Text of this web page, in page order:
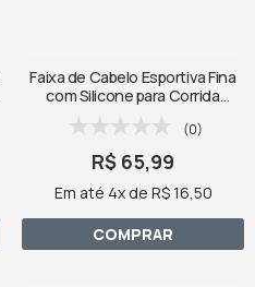
Faixa de Cabelo Esportiva Fina
com Silicone para Corrida
SPORTBR - Duas Pretas
(0)
R$ 65,99
Em até 4x de R$ 16,50
COMPRAR